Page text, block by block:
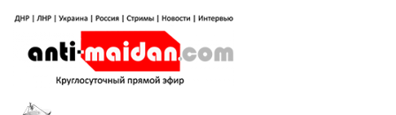
содержимому
Антимайдан: Гражданская война